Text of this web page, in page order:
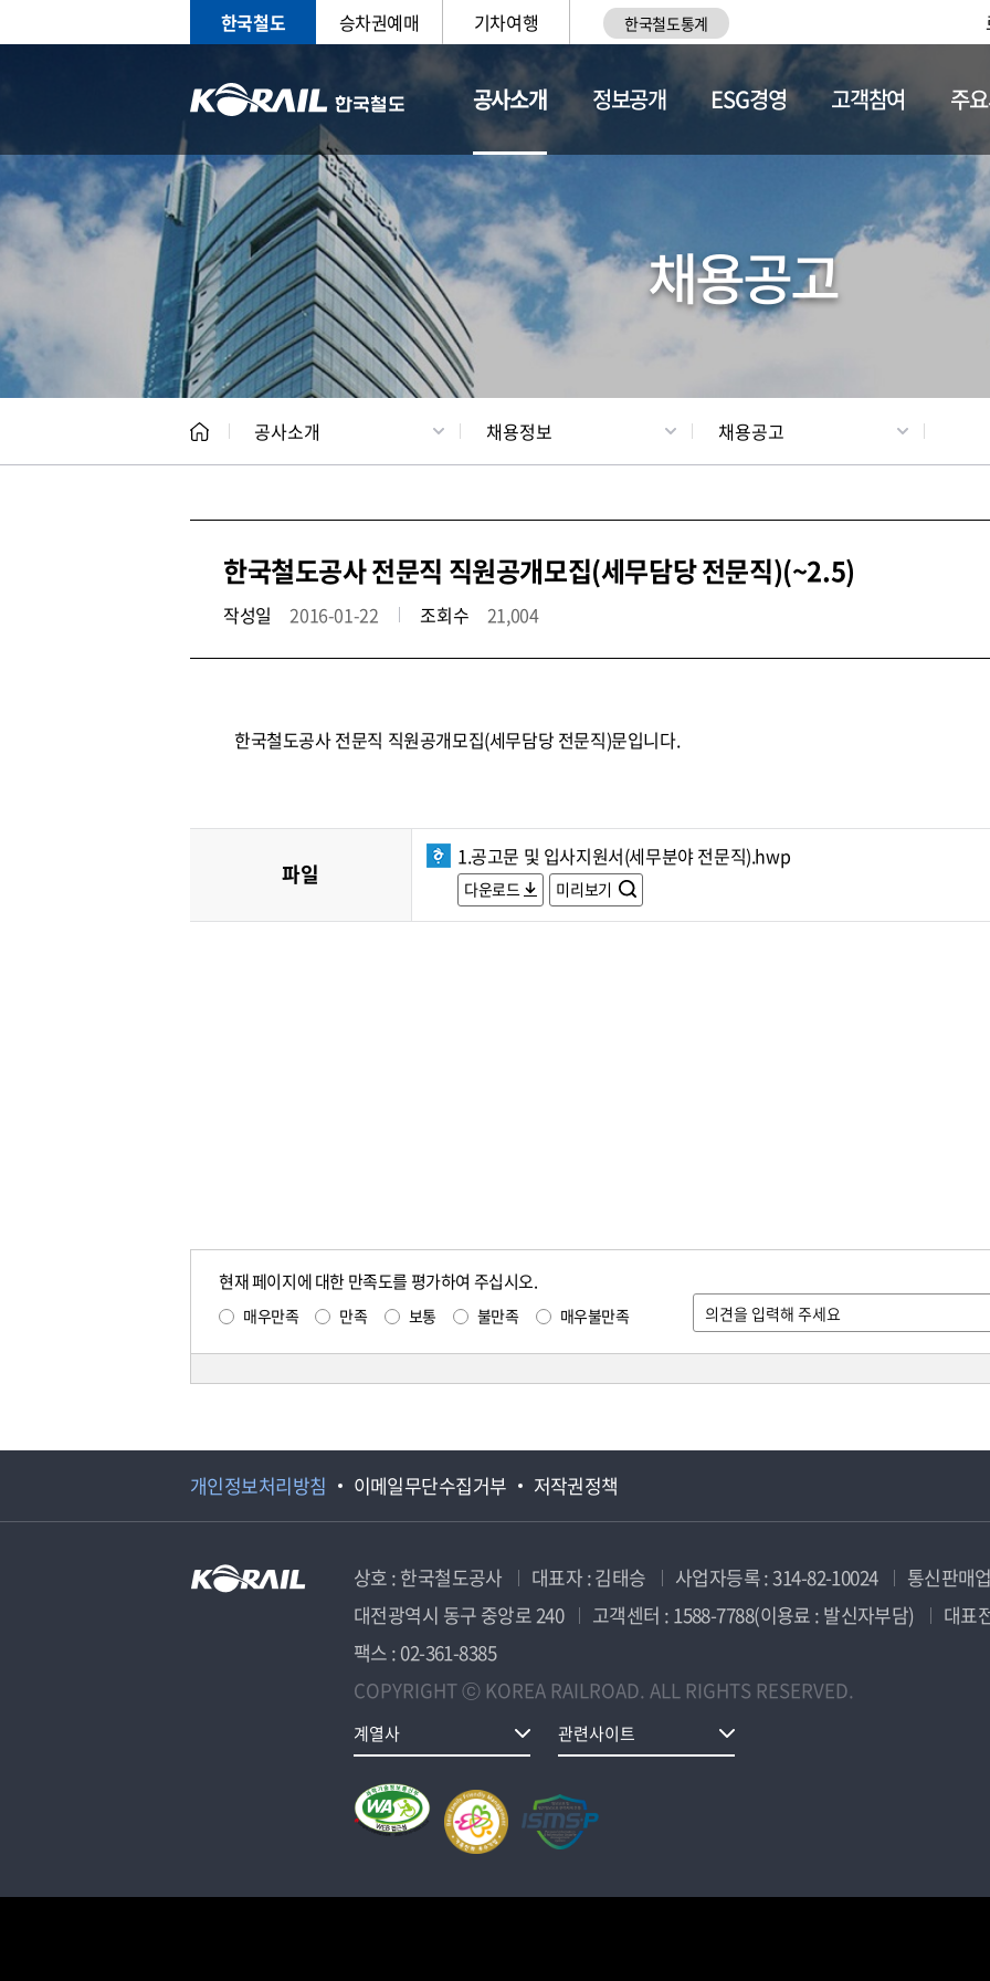
한국철도 승차권예매 기차여행 한국철도통계
공사소개
CEO 일반현황 채용정보
정보공개 ESG경영 고객참여 주
채용공고
공사소개 채용정보 채용공고
한국철도공사 전문직 직원공개모집(세무담당 전문직)(~2.5)
작성일 2016-01-22 조회수 21,004
한국철도공사 전문직 직원공개모집(세무담당 전문직)문입니다.
파일
1.공고문 및 입사지원서(세무분야 전문직).hwp
다운로드 미리보기
현재 페이지에 대한 만족도를 평가하여 주십시오.
매우만족 만족 보통 불만족 매우불만족
개인정보처리방침 이메일무단수집거부 저작권정책
상호 : 한국철도공사 대표자 : 김태승 사업자등록 : 314-82-10024
통신판매
대전광역시 동구 중앙로 240
고객센터 : 1588-7788(이용료 : 발신자부담)
대표
팩스 : 02-361-8385
COPYRIGHT ⓒ KOREA RAILROAD. ALL RIGHTS RESERVED.
계열사 관련사이트